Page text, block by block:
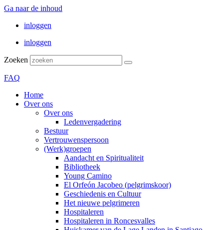
Ga naar de inhoud
inloggen
inloggen
Zoeken
FAQ
Home
Over ons
Over ons
Ledenvergadering
Bestuur
Vertrouwenspersoon
(Werk)groepen
Aandacht en Spiritualiteit
Bibliotheek
Young Camino
El Orfeón Jacobeo (pelgrimskoor)
Geschiedenis en Cultuur
Het nieuwe pelgrimeren
Hospitaleren
Hospitaleren in Roncesvalles